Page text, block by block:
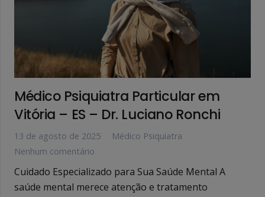
Médico Psiquiatra Particular em
Vitória – ES – Dr. Luciano Ronchi
13 de agosto de 2025
Médico Psiquiatra
Nenhum comentário
Cuidado Especializado para Sua Saúde Mental A
saúde mental merece atenção e tratamento